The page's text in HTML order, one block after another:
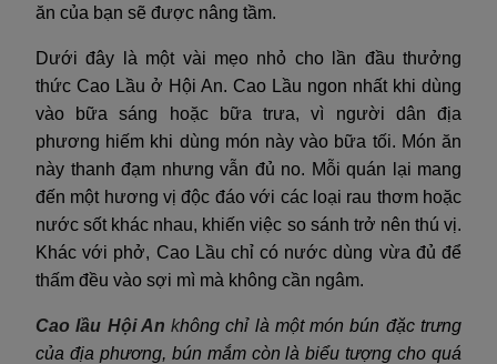
ăn của bạn sẽ được nâng tầm.
Dưới đây là một vài mẹo nhỏ cho lần đầu thưởng
thức Cao Lầu ở Hội An. Cao Lầu ngon nhất khi dùng
vào bữa sáng hoặc bữa trưa, vì người dân địa
phương hiếm khi dùng món này vào bữa tối. Món ăn
này thanh đạm nhưng vẫn đủ no. Mỗi quán lại mang
đến một hương vị độc đáo với các loại rau thơm hoặc
nước sốt khác nhau, khiến việc so sánh trở nên thú vị.
Khác với phở, Cao Lầu chỉ có nước dùng vừa đủ để
thấm đều vào sợi mì mà không cần ngâm.
Cao lầu Hội An không chỉ là một món bún đặc trưng
của địa phương, bún mắm còn là biểu tượng cho quá